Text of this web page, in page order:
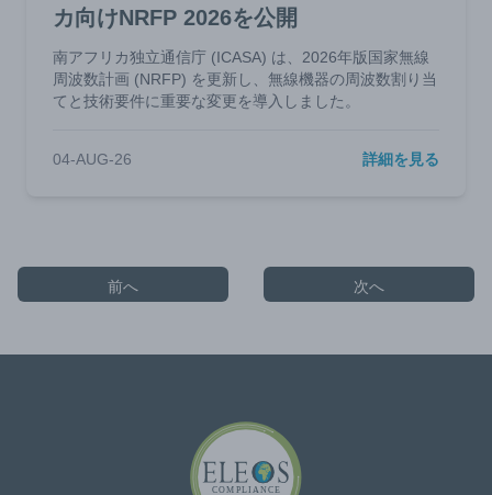
カ向けNRFP 2026を公開
南アフリカ独立通信庁 (ICASA) は、2026年版国家無線
周波数計画 (NRFP) を更新し、無線機器の周波数割り当
てと技術要件に重要な変更を導入しました。
04-AUG-26 詳細を見る
前へ 次へ